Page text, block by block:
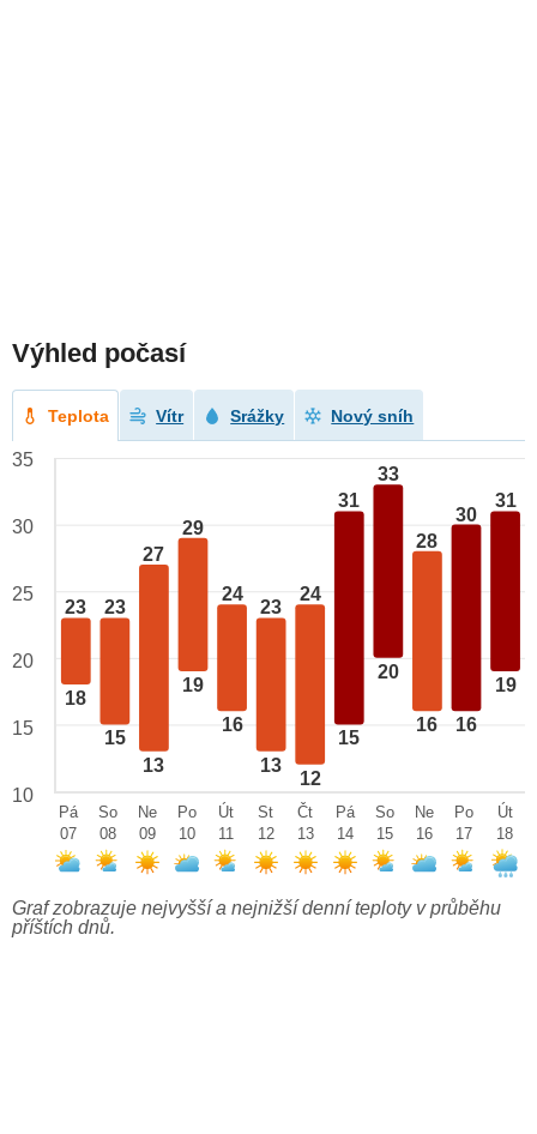
Výhled počasí
Teplota Vítr Srážky Nový sníh
23
18
23
15
27
13
29
19
24
16
23
13
24
12
31
15
33
20
28
16
30
16
31
19
35
30
25
20
15
10
Pá
07
So
08
Ne
09
Po
10
Út
11
St
12
Čt
13
Pá
14
So
15
Ne
16
Po
17
Út
18
Graf zobrazuje nejvyšší a nejnižší denní teploty v průběhu
příštích dnů.